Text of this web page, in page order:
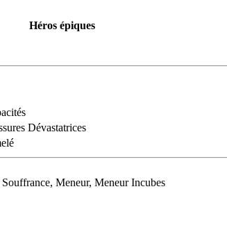
Héros épiques
Dévastatrices
Meneur, Meneur Incubes